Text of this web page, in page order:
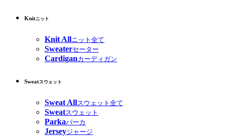
Knitニット
Knit Allニット全て
Sweaterセーター
Cardiganカーディガン
Sweatスウェット
Sweat Allスウェット全て
Sweatスウェット
Parkaパーカ
Jerseyジャージ